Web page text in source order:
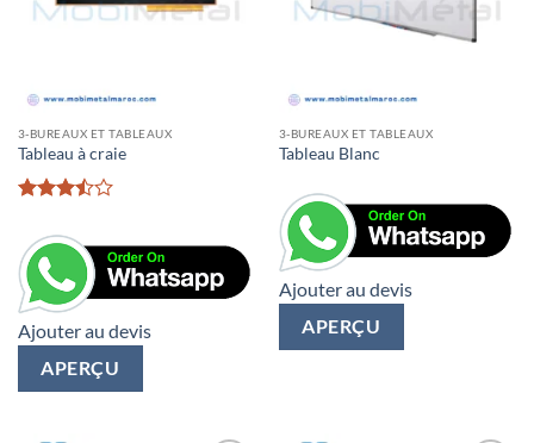
3-BUREAUX ET TABLEAUX
Tableau à craie
3.5out
of 5
Ajouter au devis
APERÇU
3-BUREAUX ET TABLEAUX
Tableau Blanc
Ajouter au devis
APERÇU